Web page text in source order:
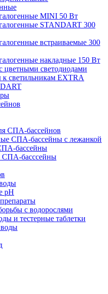
MINI 50 Вт
STANDART 300
встраиваемые 300
накладные 150 Вт
цветными светодиодами
к светильникам EXTRA
СПА-бассейнов
СПА-бассейны с лежанкой
бассейны
СПА-басссейны
pH
с водорослями
и тестерные таблетки
воды